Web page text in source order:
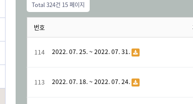
Total 324건 15 페이지
번호
114 2022. 07. 25. ~ 2022. 07. 31.
113 2022. 07. 18. ~ 2022. 07. 24.